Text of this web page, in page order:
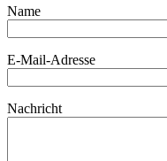
leer.
Name
E-Mail-Adresse
Nachricht